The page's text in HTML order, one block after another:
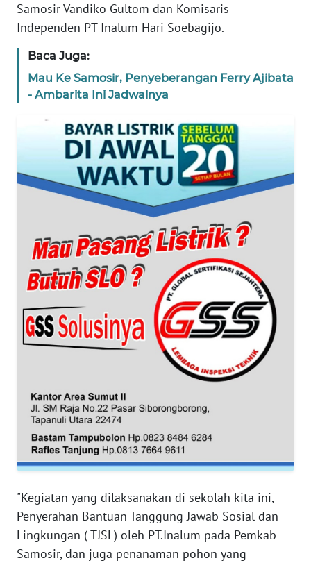
Samosir Vandiko Gultom dan Komisaris
Independen PT Inalum Hari Soebagijo.
Baca Juga:
Mau Ke Samosir, Penyeberangan Ferry Ajibata
- Ambarita Ini Jadwalnya
"Kegiatan yang dilaksanakan di sekolah kita ini,
Penyerahan Bantuan Tanggung Jawab Sosial dan
Lingkungan ( TJSL) oleh PT.Inalum pada Pemkab
Samosir, dan juga penanaman pohon yang
WN
NTT
WN
KEPRI
PAPUA
BARAT
RIAU
WN
SERAMBI
WN
JAMBI
SULTRA
WN
NTB
SULTENG
WN
SULBAR